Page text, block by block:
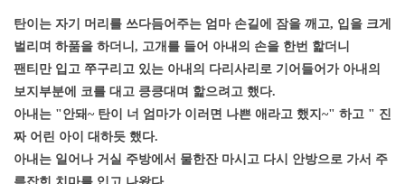
탄이는 자기 머리를 쓰다듬어주는 엄마 손길에 잠을 깨고, 입을 크게
벌리며 하품을 하더니, 고개를 들어 아내의 손을 한번 핥더니
팬티만 입고 쭈구리고 있는 아내의 다리사리로 기어들어가 아내의
보지부분에 코를 대고 킁킁대며 핥으려고 했다.
아내는 "안돼~ 탄이 너 엄마가 이러면 나쁜 애라고 했지~" 하고 " 진
짜 어린 아이 대하듯 했다.
아내는 일어나 거실 주방에서 물한잔 마시고 다시 안방으로 가서 주